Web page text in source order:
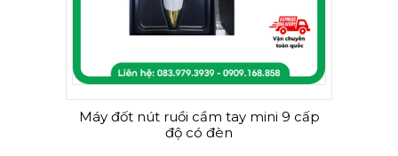
Máy đốt nút ruồi cầm tay mini 9 cấp
độ có đèn